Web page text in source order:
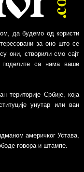
да будемо од користи
за оно што се
они, створили смо сајт
поделите са нама ваше
територије Србије, којa
унутар или ван
америчког Устава,
говора и штампе.